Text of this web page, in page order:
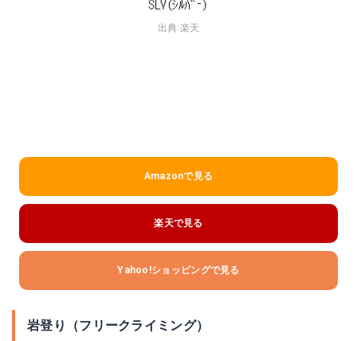
出典:楽天
Amazonで見る
楽天で見る
Yahoo!ショッピングで見る
岩登り（フリークライミング）